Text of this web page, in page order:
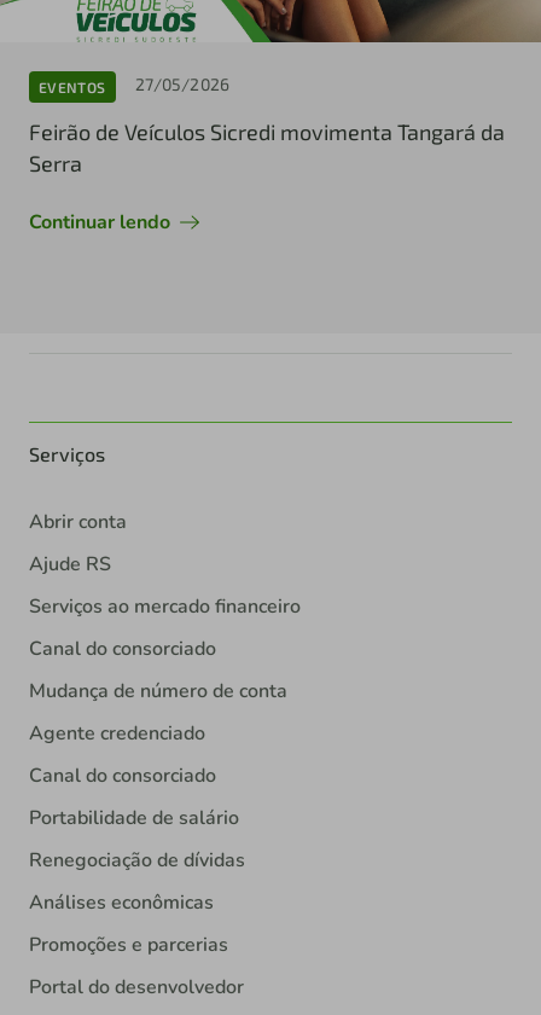
EVENTOS 27/05/2026
Feirão de Veículos Sicredi movimenta Tangará da
Serra
Continuar lendo
Serviços
Abrir conta
Ajude RS
Serviços ao mercado financeiro
Canal do consorciado
Mudança de número de conta
Agente credenciado
Canal do consorciado
Portabilidade de salário
Renegociação de dívidas
Análises econômicas
Promoções e parcerias
Portal do desenvolvedor